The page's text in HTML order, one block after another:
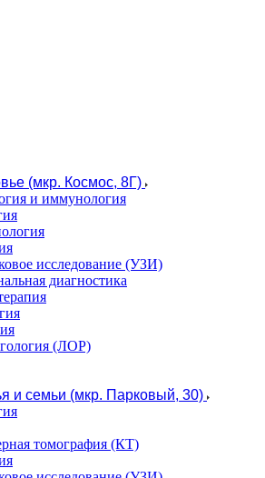
(мкр. Космос, 8Г)
и иммунология
исследование (УЗИ)
диагностика
(ЛОР)
и семьи (мкр. Парковый, 30)
томография (КТ)